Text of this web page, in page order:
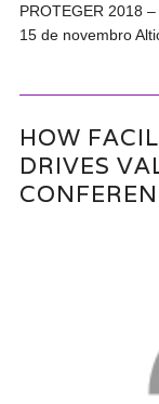
PROTEGER 2018
15 de novembro
HOW
DRIVES